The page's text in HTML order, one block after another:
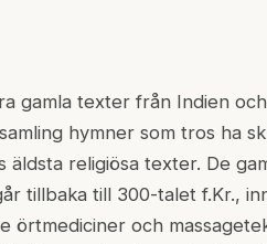
gamla texter från Indien
hymner som tros ha
religiösa texter. De
tillbaka till 300-talet f.Kr.,
och